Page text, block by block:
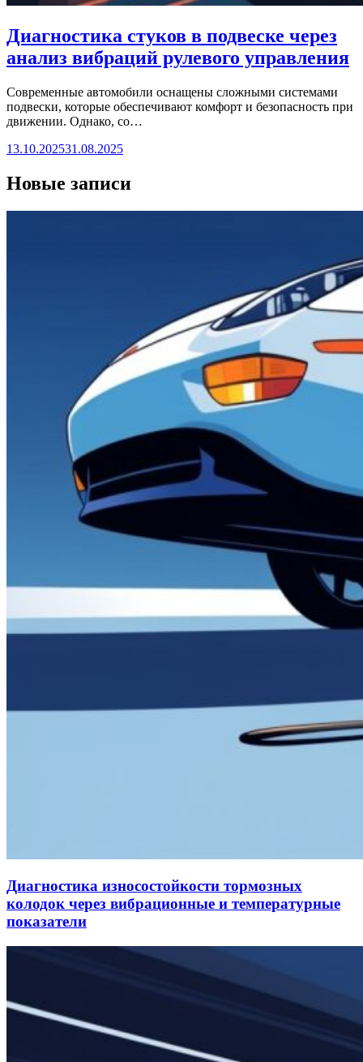
Диагностика стуков в подвеске через
анализ вибраций рулевого управления
Современные автомобили оснащены сложными системами
подвески, которые обеспечивают комфорт и безопасность при
движении. Однако, со…
13.10.202531.08.2025
Новые записи
Диагностика износостойкости тормозных
колодок через вибрационные и температурные
показатели